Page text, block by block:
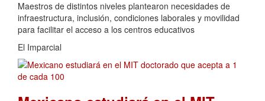
Maestros de distintos niveles plantearon necesidades de
infraestructura, inclusión, condiciones laborales y movilidad
para facilitar el acceso a los centros educativos
El Imparcial